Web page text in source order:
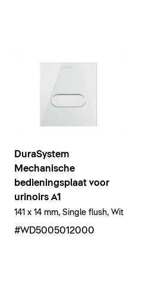
DuraSystem
Mechanische
bedieningsplaat voor
urinoirs A1
141 x 14 mm, Single flush, Wit
#WD5005012000